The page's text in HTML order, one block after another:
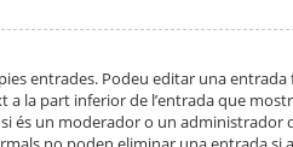
entrades. Podeu editar una entrada
la part inferior de l’entrada que
és un moderador o un